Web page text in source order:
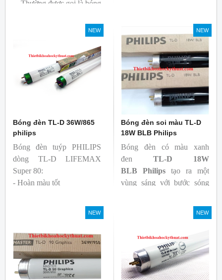
Thường được gọi là bóng
Bóng có độ hoàn màu
NEW
Bóng đèn TL-D 36W/865
philips
Bóng đèn tuýp PHILIPS
dòng TL-D LIFEMAX
Super 80:
- Hoàn màu tốt
cả ban đầu và trong suốt
tuổi thọ của bóng đèn, với
thông cao
- Tạo ra từ màu trắng ấm
đến ánh sáng ban ngày mát
mẻ
NEW
Bóng đèn soi màu TL-D
18W BLB Philips
Bóng đèn có màu xanh
đen TL-D 18W
BLB
Philips tạo ra một
vùng sáng với bước sóng
sắc trực quan. Giúp người
dùng có thể phát hiện và
và keo trong sản phẩm.
NEW NEW